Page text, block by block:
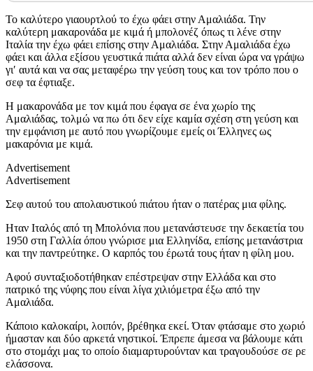
Το καλύτερο γιαουρτλού το έχω φάει στην Αμαλιάδα. Την
καλύτερη μακαρονάδα με κιμά ή μπολονέζ όπως τι λένε στην
Ιταλία την έχω φάει επίσης στην Αμαλιάδα. Στην Αμαλιάδα έχω
φάει και άλλα εξίσου γευστικά πιάτα αλλά δεν είναι ώρα να γράψω
γι′ αυτά και να σας μεταφέρω την γεύση τους και τον τρόπο που ο
σεφ τα έφτιαξε.
Η μακαρονάδα με τον κιμά που έφαγα σε ένα χωρίο της
Αμαλιάδας, τολμώ να πω ότι δεν είχε καμία σχέση στη γεύση και
την εμφάνιση με αυτό που γνωρίζουμε εμείς οι Έλληνες ως
μακαρόνια με κιμά.
Advertisement
Advertisement
Σεφ αυτού του απολαυστικού πιάτου ήταν ο πατέρας μια φίλης.
Ηταν Ιταλός από τη Μπολόνια που μετανάστευσε την δεκαετία του
1950 στη Γαλλία όπου γνώρισε μια Ελληνίδα, επίσης μετανάστρια
και την παντρεύτηκε. Ο καρπός του έρωτά τους ήταν η φίλη μου.
Αφού συνταξιοδοτήθηκαν επέστρεψαν στην Ελλάδα και στο
πατρικό της νύφης που είναι λίγα χιλιόμετρα έξω από την
Αμαλιάδα.
Κάποιο καλοκαίρι, λοιπόν, βρέθηκα εκεί. Όταν φτάσαμε στο χωριό
ήμασταν και δύο αρκετά νηστικοί. Έπρεπε άμεσα να βάλουμε κάτι
στο στομάχι μας το οποίο διαμαρτυρούνταν και τραγουδούσε σε ρε
ελάσσονα.